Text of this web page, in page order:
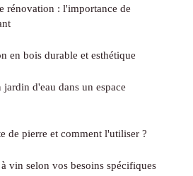
rénovation : l'importance de
en bois durable et esthétique
d'eau dans un espace
de pierre et comment l'utiliser ?
vin selon vos besoins spécifiques